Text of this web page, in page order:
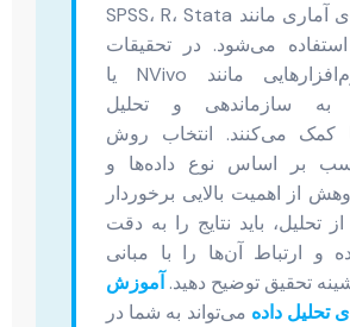
نرم‌افزارهای آماری مانند SPSS، R، Stata
یا Amos استفاده می‌شود. در تحقیقات
کیفی، نرم‌افزارهایی مانند NVivo یا
MAXQDA به سازماندهی و تحلیل
کمک می‌کنند. انتخاب روش
بر اساس نوع داده‌ها و
از اهمیت بالایی برخوردار
تحلیل، باید نتایج را به دقت
و ارتباط آن‌ها را با مبانی
تحقیق توضیح دهید. آموزش
تحلیل داده می‌تواند به شما در